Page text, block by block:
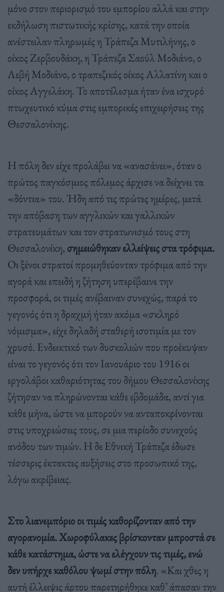
μόνο στον περιορισμό του εμπορίου αλλά και στην
εκδήλωση πιστωτικής κρίσης, κατά την οποία
ανέστειλαν πληρωμές η Τράπεζα Μυτιλήνης, ο
οίκος Ζερβουδάκη, η Τράπεζα Σαούλ Μοδιάνο, ο
Λεβή Μοδιάνο, ο τραπεζικός οίκος Αλλατίνη και ο
οίκος Αγγελάκη. Το αποτέλεσμα ήταν ένα ισχυρό
πτωχευτικό κύμα στις εμπορικές επιχειρήσεις της
Θεσσαλονίκης.
Η πόλη δεν είχε προλάβει να «ανασάνει», όταν ο
πρώτος παγκόσμιος πόλεμος άρχισε να δείχνει τα
«δόντια» του. Ήδη από τις πρώτες ημέρες, μετά
την απόβαση των αγγλικών και γαλλικών
στρατευμάτων και τον στρατωνισμό τους στη
Θεσσαλονίκη, σημειώθηκαν ελλείψεις στα τρόφιμα.
Οι ξένοι στρατοί προμηθεύονταν τρόφιμα από την
αγορά και επειδή η ζήτηση υπερέβαινε την
προσφορά, οι τιμές ανέβαιναν συνεχώς, παρά το
γεγονός ότι η δραχμή ήταν ακόμα «σκληρό
νόμισμα», είχε δηλαδή σταθερή ισοτιμία με τον
χρυσό. Ενδεικτικό των δυσκολιών που προέκυψαν
είναι το γεγονός ότι τον Ιανουάριο του 1916 οι
εργολάβοι καθαριότητας του δήμου Θεσσαλονίκης
ζήτησαν να πληρώνονται κάθε εβδομάδα, αντί για
κάθε μήνα, ώστε να μπορούν να ανταποκρίνονται
στις υποχρεώσεις τους, σε μια περίοδο συνεχούς
ανόδου των τιμών. Η δε Εθνική Τράπεζα έδωσε
τέσσερις έκτακτες αυξήσεις στο προσωπικό της,
λόγω ακρίβειας.
Στο λιανεμπόριο οι τιμές καθορίζονταν από την
αγορανομία. Χωροφύλακες βρίσκονταν μπροστά σε
κάθε κατάστημα, ώστε να ελέγχουν τις τιμές, ενώ
δεν υπήρχε καθόλου ψωμί στην πόλη. «Και χθες η
αυτή έλλειψις άρτου παρετηρήθηκε καθ’ άπασαν την